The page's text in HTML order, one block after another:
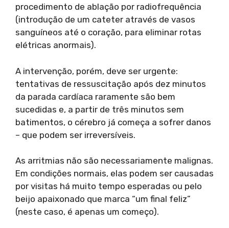
procedimento de ablação por radiofrequência
(introdução de um cateter através de vasos
sanguíneos até o coração, para eliminar rotas
elétricas anormais).
A intervenção, porém, deve ser urgente:
tentativas de ressuscitação após dez minutos
da parada cardíaca raramente são bem
sucedidas e, a partir de três minutos sem
batimentos, o cérebro já começa a sofrer danos
– que podem ser irreversíveis.
As arritmias não são necessariamente malignas.
Em condições normais, elas podem ser causadas
por visitas há muito tempo esperadas ou pelo
beijo apaixonado que marca “um final feliz”
(neste caso, é apenas um começo).